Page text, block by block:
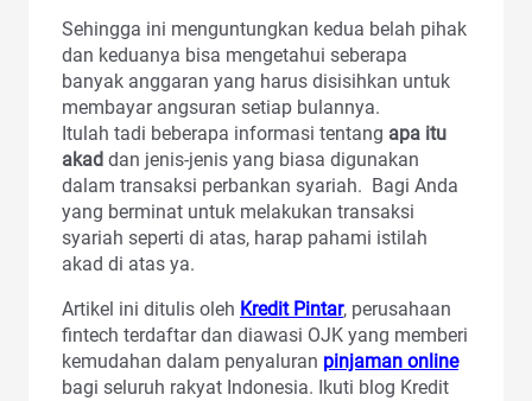
Sehingga ini menguntungkan kedua belah pihak
dan keduanya bisa mengetahui seberapa
banyak anggaran yang harus disisihkan untuk
membayar angsuran setiap bulannya.
Itulah tadi beberapa informasi tentang apa itu
akad dan jenis-jenis yang biasa digunakan
dalam transaksi perbankan syariah. Bagi Anda
yang berminat untuk melakukan transaksi
syariah seperti di atas, harap pahami istilah
akad di atas ya.
Artikel ini ditulis oleh Kredit Pintar, perusahaan
fintech terdaftar dan diawasi OJK yang memberi
kemudahan dalam penyaluran pinjaman online
bagi seluruh rakyat Indonesia. Ikuti blog Kredit